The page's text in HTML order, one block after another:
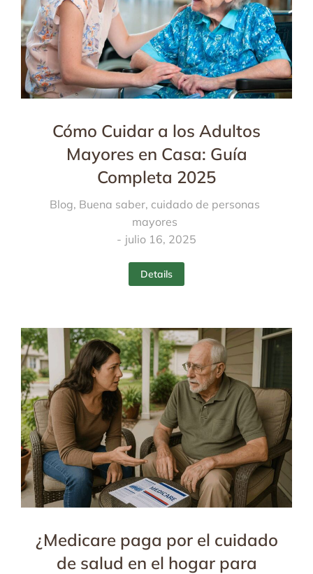
Cómo Cuidar a los Adultos
Mayores en Casa: Guía
Completa 2025
Blog, Buena saber, cuidado de personas
mayores
julio 16, 2025
Details
¿Medicare paga por el cuidado
de salud en el hogar para